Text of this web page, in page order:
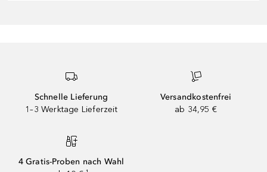
Schnelle Lieferung
1–3 Werktage Lieferzeit
Versandkostenfrei
ab 34,95 €
4 Gratis-Proben nach Wahl